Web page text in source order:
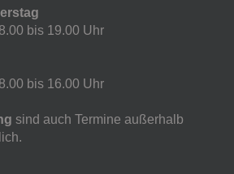
bis 19.00 Uhr
bis 16.00 Uhr
sind auch Termine außerhalb